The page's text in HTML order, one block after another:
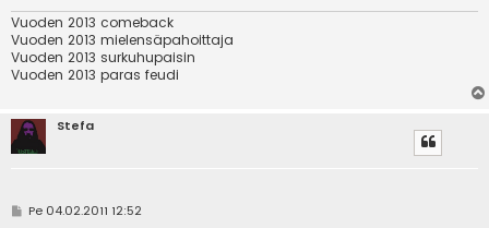
Vuoden 2013 comeback
Vuoden 2013 mielensäpahoittaja
Vuoden 2013 surkuhupaisin
Vuoden 2013 paras feudi
Stefa
VPe 04.02.2011 12:52